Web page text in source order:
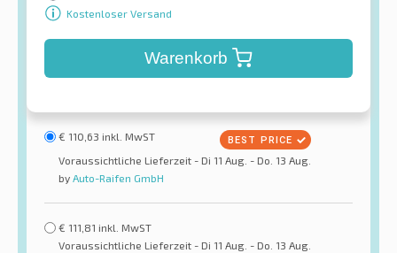
Kostenloser Versand
Warenkorb
€ 110,63 inkl. MwST
Voraussichtliche Lieferzeit - Di 11 Aug. - Do. 13 Aug.
by Auto-Raifen GmbH
€ 111,81 inkl. MwST
Voraussichtliche Lieferzeit - Di 11 Aug. - Do. 13 Aug.